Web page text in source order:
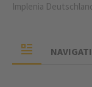
Implenia